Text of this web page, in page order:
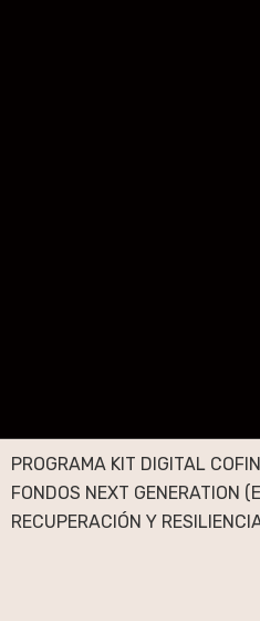
PROGRAMA KIT DIGITAL
FONDOS NEXT GENERATION
RECUPERACIÓN Y